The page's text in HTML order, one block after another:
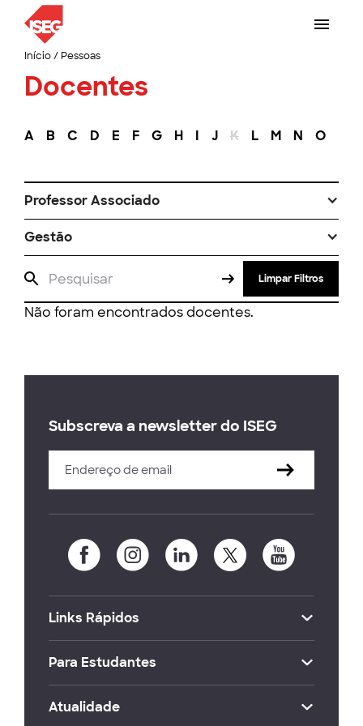
Início/ Pessoas
Docentes
A B C D E F G H I J K L M N O
Professor Associado
Gestão
Limpar Filtros
Não foram encontrados docentes.
Subscreva a newsletter do ISEG
Links Rápidos
Para Estudantes
Atualidade